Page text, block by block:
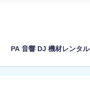
PA 音響 DJ 機材レンタル